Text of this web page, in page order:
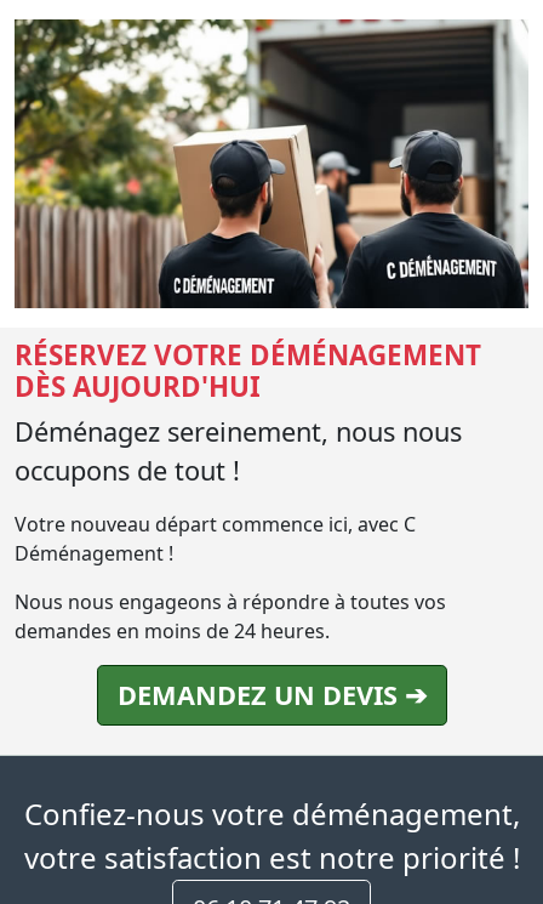
RÉSERVEZ VOTRE DÉMÉNAGEMENT
DÈS AUJOURD'HUI
Déménagez sereinement, nous nous
occupons de tout !
Votre nouveau départ commence ici, avec C
Déménagement !
Nous nous engageons à répondre à toutes vos
demandes en moins de 24 heures.
DEMANDEZ UN DEVIS ➔
Confiez-nous votre déménagement,
votre satisfaction est notre priorité !